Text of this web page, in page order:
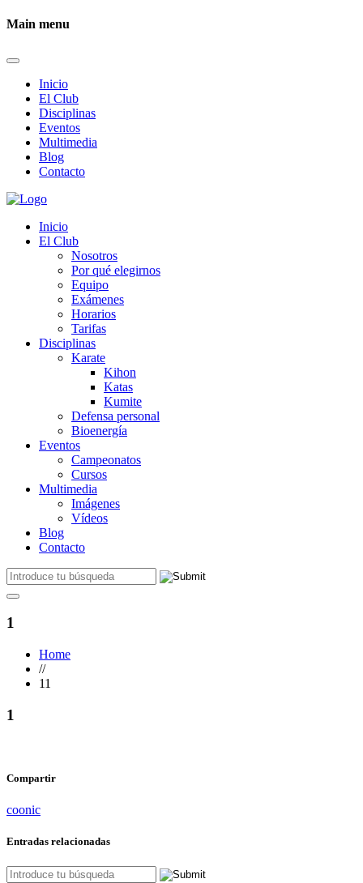
Main menu
Inicio
El Club
Disciplinas
Eventos
Multimedia
Blog
Contacto
Inicio
El Club
Nosotros
Por qué elegirnos
Equipo
Exámenes
Horarios
Tarifas
Disciplinas
Karate
Kihon
Katas
Kumite
Defensa personal
Bioenergía
Eventos
Campeonatos
Cursos
Multimedia
Imágenes
Vídeos
Blog
Contacto
1
Home
//
11
1
Compartir
coonic
Entradas relacionadas